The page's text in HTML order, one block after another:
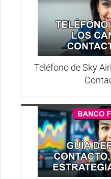
Teléfono de Sky